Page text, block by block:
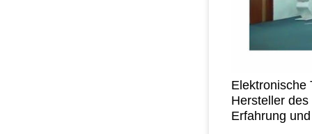
Elektronische
Hersteller
Erfahrung